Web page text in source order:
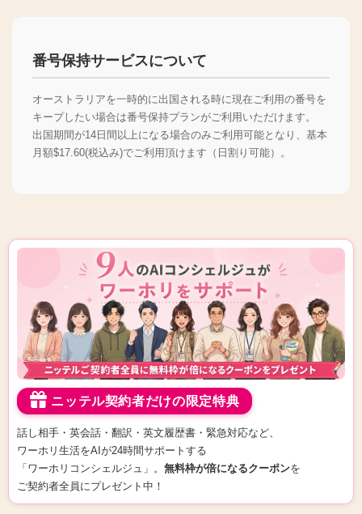
番号保持サービスについて
オーストラリアを一時的に出国される時に現在ご利用の番号を
キープしたい場合は番号保持プランがご利用いただけます。
出国期間が14日間以上になる場合のみご利用可能となり、基本
月額$17.60(税込み)でご利用頂けます（日割り可能）。
ニッテル契約者だけの限定特典
話し相手・ 英会話・ 翻訳・ 英文履歴書・ 緊急対応など、
ワーホリ生活をAIが24時間サポートする
「ワーホリコンシェルジュ」。 無料枠が倍になるクーポンを
ご契約者全員に プレゼント中！